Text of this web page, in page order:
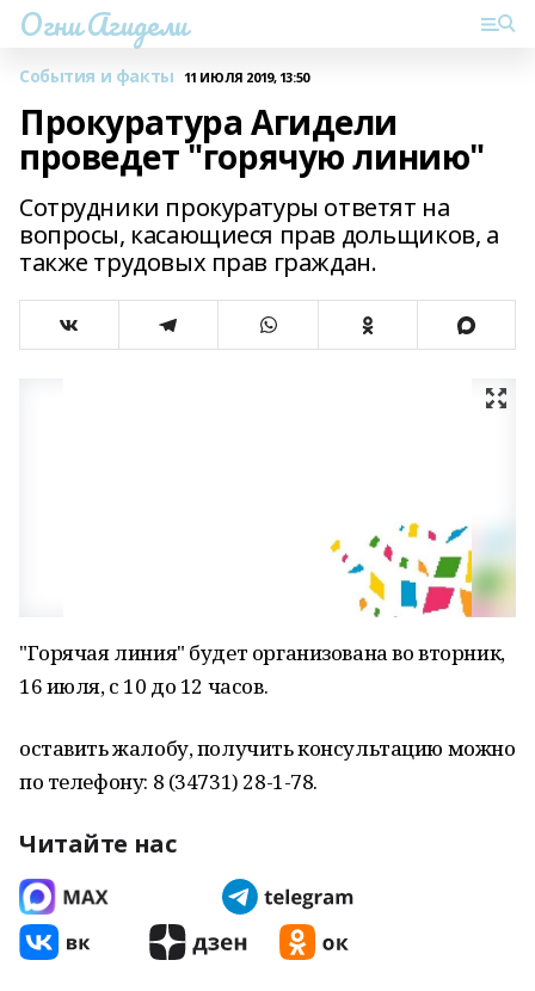
Огни Агидели
События и факты 11 ИЮЛЯ 2019, 13:50
Прокуратура Агидели
проведет "горячую линию"
Сотрудники прокуратуры ответят на
вопросы, касающиеся прав дольщиков, а
также трудовых прав граждан.
"Горячая линия" будет организована во вторник,
16 июля, с 10 до 12 часов.
оставить жалобу, получить консультацию можно
по телефону: 8 (34731) 28-1-78.
Читайте нас